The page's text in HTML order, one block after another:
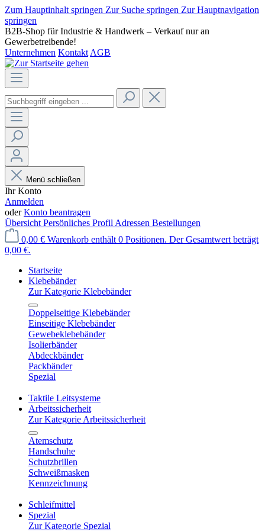
Zum Hauptinhalt springen Zur Suche springen Zur Hauptnavigation
springen
B2B-Shop für Industrie & Handwerk – Verkauf nur an
Gewerbetreibende!
Unternehmen Kontakt AGB
Menü schließen
Ihr Konto
Anmelden
oderKonto beantragen
Übersicht Persönliches Profil Adressen Bestellungen
0,00 € Warenkorb enthält 0 Positionen. Der Gesamtwert beträgt
0,00 €.
Startseite
Klebebänder
Zur Kategorie Klebebänder
Doppelseitige Klebebänder
Einseitige Klebebänder
Gewebeklebebänder
Isolierbänder
Abdeckbänder
Packbänder
Spezial
Taktile Leitsysteme
Arbeitssicherheit
Zur Kategorie Arbeitssicherheit
Atemschutz
Handschuhe
Schutzbrillen
Schweißmasken
Kennzeichnung
Schleifmittel
Spezial
Zur Kategorie Spezial